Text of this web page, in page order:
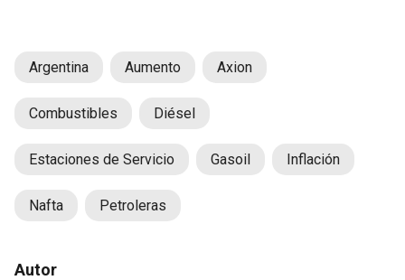
Argentina Aumento Axion
Combustibles Diésel
Estaciones de Servicio Gasoil Inflación
Nafta Petroleras
Autor